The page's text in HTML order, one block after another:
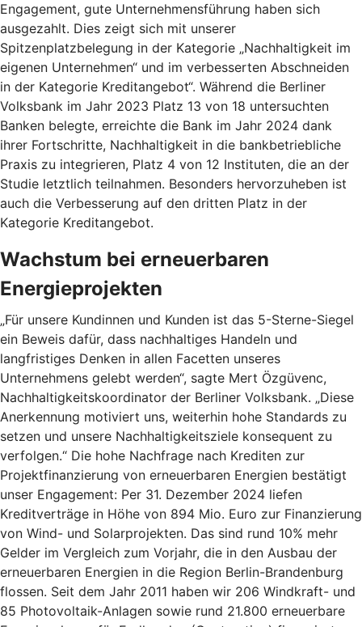
Engagement, gute Unternehmensführung haben sich
ausgezahlt. Dies zeigt sich mit unserer
Spitzenplatzbelegung in der Kategorie „Nachhaltigkeit im
eigenen Unternehmen“ und im verbesserten Abschneiden
in der Kategorie Kreditangebot“. Während die Berliner
Volksbank im Jahr 2023 Platz 13 von 18 untersuchten
Banken belegte, erreichte die Bank im Jahr 2024 dank
ihrer Fortschritte, Nachhaltigkeit in die bankbetriebliche
Praxis zu integrieren, Platz 4 von 12 Instituten, die an der
Studie letztlich teilnahmen. Besonders hervorzuheben ist
auch die Verbesserung auf den dritten Platz in der
Kategorie Kreditangebot.
Wachstum bei erneuerbaren
Energieprojekten
„Für unsere Kundinnen und Kunden ist das 5-Sterne-Siegel
ein Beweis dafür, dass nachhaltiges Handeln und
langfristiges Denken in allen Facetten unseres
Unternehmens gelebt werden“, sagte Mert Özgüvenc,
Nachhaltigkeitskoordinator der Berliner Volksbank. „Diese
Anerkennung motiviert uns, weiterhin hohe Standards zu
setzen und unsere Nachhaltigkeitsziele konsequent zu
verfolgen.“ Die hohe Nachfrage nach Krediten zur
Projektfinanzierung von erneuerbaren Energien bestätigt
unser Engagement: Per 31. Dezember 2024 liefen
Kreditverträge in Höhe von 894 Mio. Euro zur Finanzierung
von Wind- und Solarprojekten. Das sind rund 10% mehr
Gelder im Vergleich zum Vorjahr, die in den Ausbau der
erneuerbaren Energien in die Region Berlin-Brandenburg
flossen. Seit dem Jahr 2011 haben wir 206 Windkraft- und
85 Photovoltaik-Anlagen sowie rund 21.800 erneuerbare